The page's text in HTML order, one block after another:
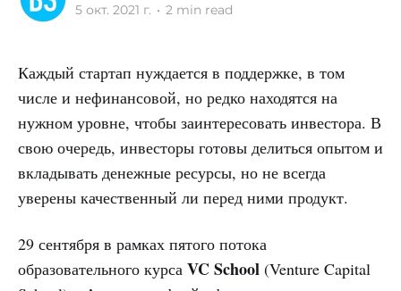
5 окт. 2021 г. • 2 min read
Каждый стартап нуждается в поддержке, в том
числе и нефинансовой, но редко находятся на
нужном уровне, чтобы заинтересовать инвестора. В
свою очередь, инвесторы готовы делиться опытом и
вкладывать денежные ресурсы, но не всегда
уверены качественный ли перед ними продукт.
29 сентября в рамках пятого потока
образовательного курса VC School (Venture Capital